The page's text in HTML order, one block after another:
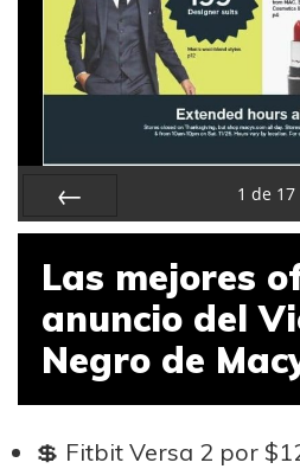
Anterior
1 de 17
Las mejores
anuncio del
Negro de
Fitbit Versa 2 por